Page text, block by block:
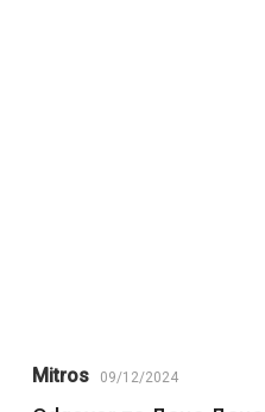
Mitros 09/12/2024